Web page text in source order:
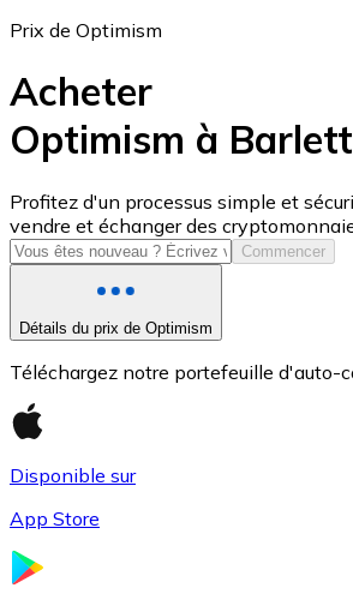
USD Coin
USDC
Prix de Optimism
Acheter
Optimism à
Profitez d'un processus simple et
vendre et échanger des
Commencer
Détails du prix de Optimism
Téléchargez notre portefeuille d'auto-
Disponible sur
App Store